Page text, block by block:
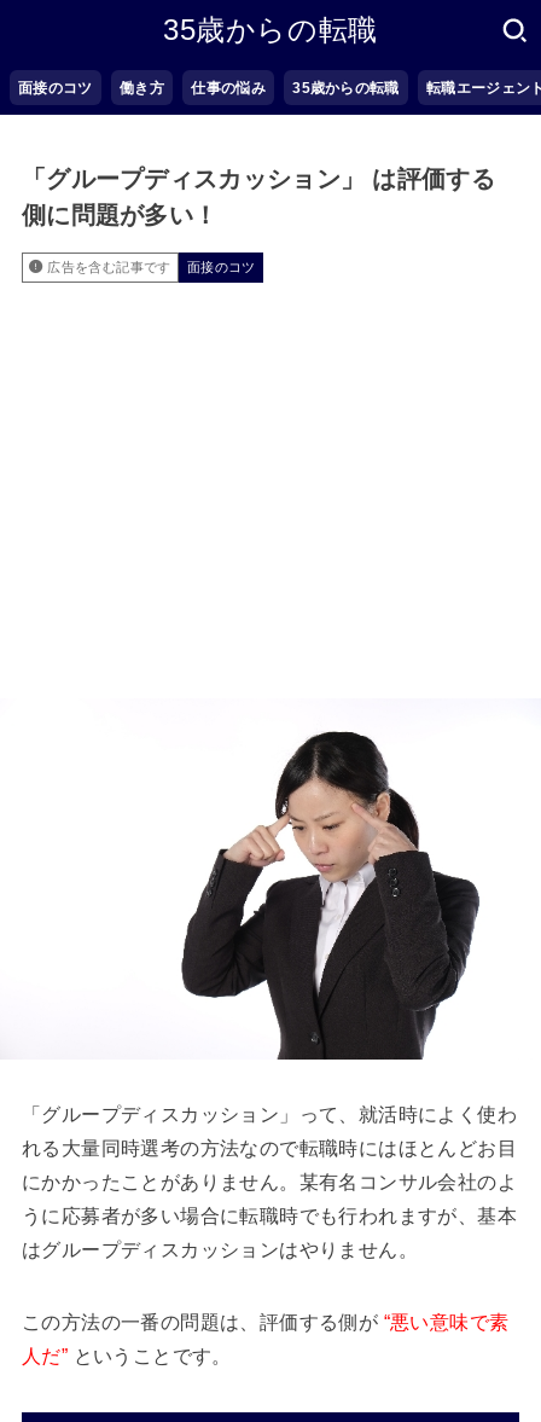
35歳からの転職
面接のコツ 働き方 仕事の悩み 35歳からの転職 転職エージェン
「グループディスカッション」 は評価する
側に問題が多い！
広告を含む記事です 面接のコツ
「グループディスカッション」って、就活時によく使わ
れる大量同時選考の方法なので転職時にはほとんどお目
にかかったことがありません。某有名コンサル会社のよ
うに応募者が多い場合に転職時でも行われますが、基本
はグループディスカッションはやりません。
この方法の一番の問題は、評価する側が “悪い意味で素
人だ” ということです。